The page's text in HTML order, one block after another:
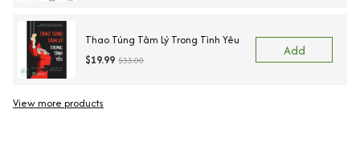
Thao Túng Tâm Lý Trong Tình Yêu
$19.99 $33.00
Add
View more products